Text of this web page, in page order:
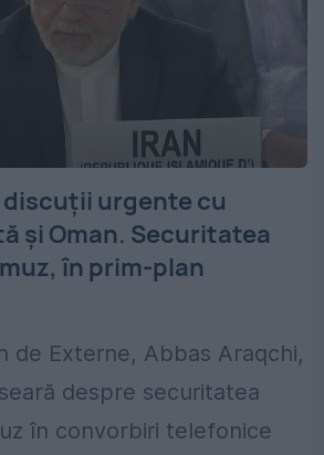
urgente cu
și Oman. Securitatea
în prim-plan
de Externe, Abbas Araqchi,
despre securitatea
în convorbiri telefonice